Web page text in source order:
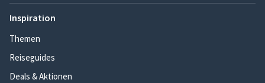
Inspiration
Themen
Reiseguides
Deals & Aktionen